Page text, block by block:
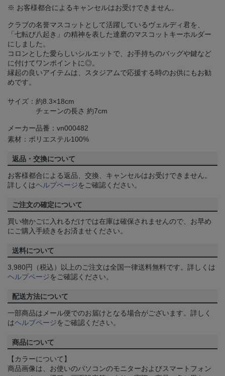
※ お客様都合によるキャンセルはお受けできません。
クラブの名誉マスコットとして活躍しているヴェルディ君を、
「七転び八起き」の精神を表した達磨のマスコットキーホルダー
にしました。
コロンとした愛らしいシルエットで、お手持ちのバッグや鍵など
に付けてワンポイントに◎。
縁起の良いアイテムは、スタジアムで応援する時のお供にもお勧
めです。
サイズ：約8.3×18cm
チェーンの長さ 約7cm
メーカー品番：vn000482
素材：ポリエステル100%
返品・交換について
お客様都合による返品、交換、キャンセルはお受けできません。
詳しくはヘルプページをご確認ください。
ご注文の確定について
買い物かごに入れるだけでは在庫は確保されませんので、お早め
にご購入手続きをお済ませください。
送料について
3,980円（税込）以上のご注文は全国一律送料無料です。詳しくは
ヘルプページをご確認ください。
配送方法について
一部商品はメール便でのお届けとなる場合がございます。詳しく
はヘルプページをご確認ください。
商品について
【カラーについて】
商品画像は、お使いのパソコンのモニターおよびスマートフォン